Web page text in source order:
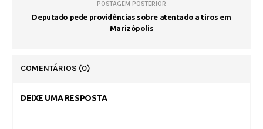
POSTAGEM POSTERIOR
Deputado pede providências sobre atentado a tiros em
Marizópolis
COMENTÁRIOS (0)
DEIXE UMA RESPOSTA